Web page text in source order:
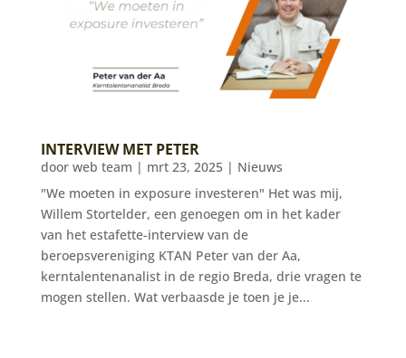
INTERVIEW MET PETER
door web team | mrt 23, 2025| Nieuws
"We moeten in exposure investeren" Het was mij,
Willem Stortelder, een genoegen om in het kader
van het estafette-interview van de
beroepsvereniging KTAN Peter van der Aa,
kerntalentenanalist in de regio Breda, drie vragen te
mogen stellen. Wat verbaasde je toen je je...